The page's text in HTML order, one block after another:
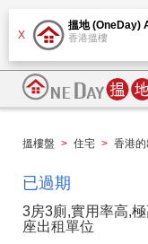
X
搵地 (OneDay)
香港搵樓
搵樓盤 > 住宅 > 香港
已過期
3房3廁,實用率高,
座出租單位